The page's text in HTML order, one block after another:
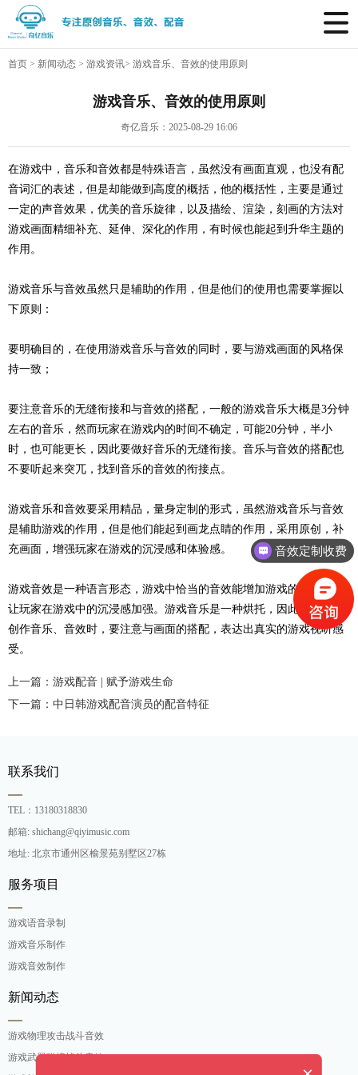
首页 > 新闻动态 > 游戏资讯> 游戏音乐、音效的使用原则
游戏音乐、音效的使用原则
奇亿音乐：2025-08-29 16:06
在游戏中，音乐和音效都是特殊语言，虽然没有画面直观，也没有配
音词汇的表述，但是却能做到高度的概括，他的概括性，主要是通过
一定的声音效果，优美的音乐旋律，以及描绘、渲染，刻画的方法对
游戏画面精细补充、延伸、深化的作用，有时候也能起到升华主题的
作用。
游戏音乐与音效虽然只是辅助的作用，但是他们的使用也需要掌握以
下原则：
要明确目的，在使用游戏音乐与音效的同时，要与游戏画面的风格保
持一致；
要注意音乐的无缝衔接和与音效的搭配，一般的游戏音乐大概是3分钟
左右的音乐，然而玩家在游戏内的时间不确定，可能20分钟，半小
时，也可能更长，因此要做好音乐的无缝衔接。音乐与音效的搭配也
不要听起来突兀，找到音乐的音效的衔接点。
游戏音乐和音效要采用精品，量身定制的形式，虽然游戏音乐与音效
是辅助游戏的作用，但是他们能起到画龙点睛的作用，采用原创，补
充画面，增强玩家在游戏的沉浸感和体验感。
游戏音效是一种语言形态，游戏中恰当的音效能增加游戏的打击感，
让玩家在游戏中的沉浸感加强。游戏音乐是一种烘托，因此在为游戏
创作音乐、音效时，要注意与画面的搭配，表达出真实的游戏视听感
受。
上一篇：游戏配音 | 赋予游戏生命
下一篇：中日韩游戏配音演员的配音特征
联系我们
TEL：13180318830
邮箱: shichang@qiyimusic.com
地址: 北京市通州区榆景苑别墅区27栋
服务项目
游戏语音录制
游戏音乐制作
游戏音效制作
新闻动态
游戏物理攻击战斗音效
游戏武器碰撞战斗音效
音效定制收费